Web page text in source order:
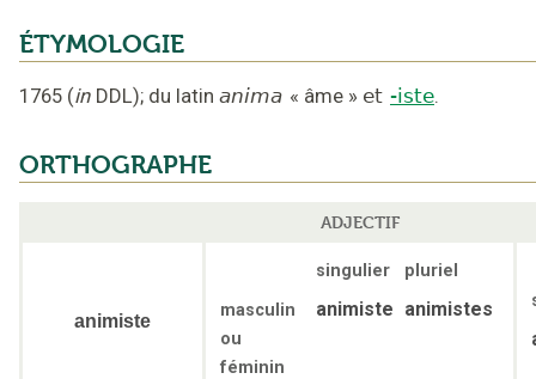
ÉTYMOLOGIE
1765 (in DDL); du latin anima « âme » et -iste.
ORTHOGRAPHE
ADJECTIF
animiste
singulier
pluriel
masculin
ou
féminin
animiste animistes